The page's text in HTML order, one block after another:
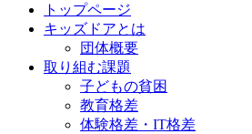
トップページ
キッズドアとは
団体概要
取り組む課題
子どもの貧困
教育格差
体験格差・IT格差